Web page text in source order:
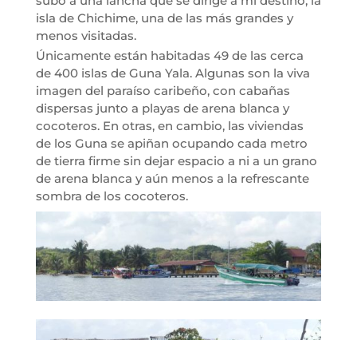
isla de Chichime, una de las más grandes y
menos visitadas.
Únicamente están habitadas 49 de las cerca
de 400 islas de Guna Yala. Algunas son la viva
imagen del paraíso caribeño, con cabañas
dispersas junto a playas de arena blanca y
cocoteros. En otras, en cambio, las viviendas
de los Guna se apiñan ocupando cada metro
de tierra firme sin dejar espacio a ni a un grano
de arena blanca y aún menos a la refrescante
sombra de los cocoteros.